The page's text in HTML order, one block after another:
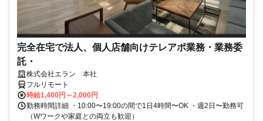
完全在宅で法人、個人店舗向けテレアポ業務・業務委
託・
株式会社エラン 本社
フルリモート
時給1,400円～2,000円
勤務時間詳細 ・10:00〜19:00の間で1日4時間〜OK ・週2日〜勤務可
（Wワークや家庭との両立も歓迎）